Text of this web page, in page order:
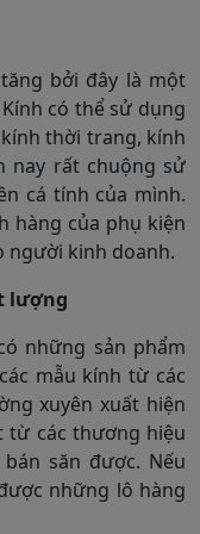
bởi đây là một
có thể sử dụng
thời trang, kính
nay rất chuộng sử
cá tính của mình.
hàng của phụ kiện
người kinh doanh.
lượng
những sản phẩm
mẫu kính từ các
xuyên xuất hiện
từ các thương hiệu
săn được. Nếu
những lô hàng